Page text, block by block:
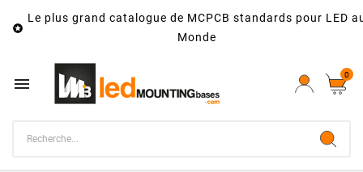

Le plus grand catalogue de MCPCB standards pour LED
Monde
 0